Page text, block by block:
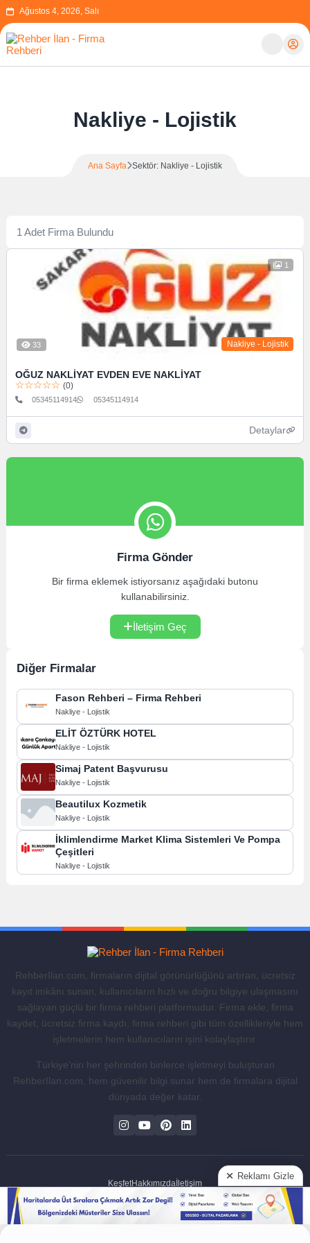
Ağustos 4, 2026, Salı
Nakliye - Lojistik
Ana Sayfa Sektör: Nakliye - Lojistik
1 Adet Firma Bulundu
Nakliye - Lojistik
33
1
OĞUZ NAKLİYAT EVDEN EVE NAKLİYAT
☆☆☆☆☆(0)
05345114914 05345114914
Detaylar
Firma Gönder
Bir firma eklemek istiyorsanız aşağıdaki butonu
kullanabilirsiniz.
İletişim Geç
Diğer Firmalar
Fason Rehberi – Firma Rehberi
Nakliye - Lojistik
ELİT ÖZTÜRK HOTEL
Nakliye - Lojistik
Simaj Patent Başvurusu
Nakliye - Lojistik
Beautilux Kozmetik
Nakliye - Lojistik
İklimlendirme Market Klima Sistemleri Ve Pompa
Çeşitleri
Nakliye - Lojistik
RehberIlan.com, firmaların dijital görünürlüğünü artıran, ücretsiz
kayıt imkânı sunan, kullanıcıların hızlı ve doğru bilgiye ulaşmasını
sağlayan güçlü bir firma rehberi platformudur. Firma ekle, firma
kaydet, ücretsiz firma kaydı, firma rehberi gibi tüm özellikleriyle hem
işletmelerin hem kullanıcıların işini kolaylaştırır.
Türkiye’nin her şehrinden binlerce işletmeyi buluşturan
RehberIlan.com, hem güvenilir bilgi sunar hem de firmalara dijital
dünyada değer katar.
KeşfetHakkımızda İletişim
Rehber İlan - Firma Rehberi @2025 Class B Carbon Footprint
Reklamı Göster
Reklamı Gizle